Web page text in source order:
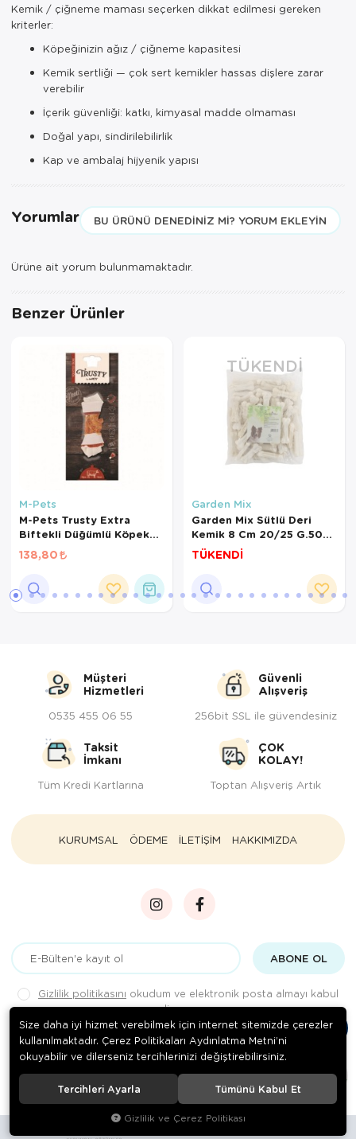
Kemik / çiğneme maması seçerken dikkat edilmesi gereken
kriterler:
Köpeğinizin ağız / çiğneme kapasitesi
Kemik sertliği — çok sert kemikler hassas dişlere zarar
verebilir
İçerik güvenliği: katkı, kimyasal madde olmaması
Doğal yapı, sindirilebilirlik
Kap ve ambalaj hijyenik yapısı
Yorumlar BU ÜRÜNÜ DENEDINIZ MI? YORUM EKLEYIN
Ürüne ait yorum bulunmamaktadır.
Benzer Ürünler
M-Pets
M-Pets Trusty Extra
Biftekli Düğümlü Köpek
Kemiği 12cm 55gr
138,80
TÜKENDI
Garden Mix
Garden Mix Sütlü Deri
Kemik 8 Cm 20/25 G.50Li
Paket
TÜKENDİ
Müşteri
Hizmetleri
0535 455 06 55
Güvenli
Alışveriş
256bit SSL ile güvendesiniz
Taksit
İmkanı
Tüm Kredi Kartlarına
ÇOK
KOLAY!
Toptan Alışveriş Artık
KURUMSAL ÖDEME İLETİŞİM HAKKIMIZDA
ABONE OL
Gizlilik politikasını okudum ve elektronik posta almayı kabul
ediyorum.
. Tüm hakları saklıdır.
Size daha iyi hizmet verebilmek için internet sitemizde çerezler
kullanılmaktadır. Çerez Politikaları Aydınlatma Metni’ni
okuyabilir ve dilerseniz tercihlerinizi değiştirebilirsiniz.
Tercihleri Ayarla Tümünü Kabul Et
Gizlilik ve Çerez Politikası